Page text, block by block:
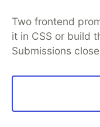
Two frontend
it in CSS or build
Submissions
development
Home
DEV
DEV Education